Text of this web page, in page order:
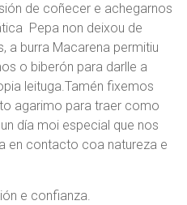
de coñecer e achegarnos
Pepa non deixou de
a burra Macarena permitiu
o biberón para darlle a
leituga.Tamén fixemos
agarimo para traer como
día moi especial que nos
en contacto coa natureza e
e confianza.